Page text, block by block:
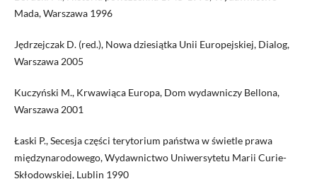
Mada, Warszawa 1996
Jędrzejczak D. (red.), Nowa dziesiątka Unii Europejskiej, Dialog,
Warszawa 2005
Kuczyński M., Krwawiąca Europa, Dom wydawniczy Bellona,
Warszawa 2001
Łaski P., Secesja części terytorium państwa w świetle prawa
międzynarodowego, Wydawnictwo Uniwersytetu Marii Curie-
Skłodowskiej, Lublin 1990